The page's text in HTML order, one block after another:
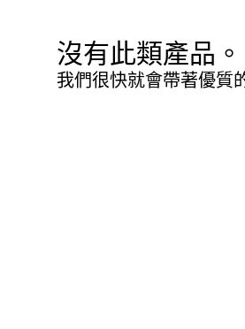
沒有此類產品。
我們很快就會帶著優質